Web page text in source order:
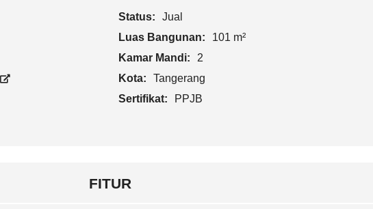
Status:
Jual
Luas Bangunan:
101 m²
Kamar Mandi:
2
Kota:
Tangerang
Sertifikat:
PPJB
FITUR